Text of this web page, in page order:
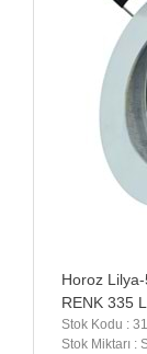
Horoz
RENK 335
Stok Kodu :
Stok Miktarı :